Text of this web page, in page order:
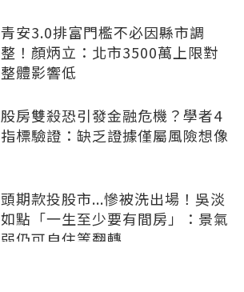
青安3.0排富門檻不必因縣市調
整！顏炳立：北市3500萬上限對
整體影響低
股房雙殺恐引發金融危機？學者4
指標驗證：缺乏證據僅屬風險想像
頭期款投股市...慘被洗出場！吳淡
如點「一生至少要有間房」：景氣
弱仍可自住等翻轉